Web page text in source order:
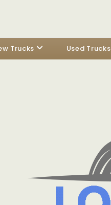
Trucks Used Trucks